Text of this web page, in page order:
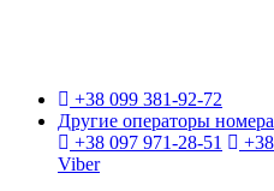
+38 099 381-92-72
Другие операторы
+38 097 971-28-51
Viber